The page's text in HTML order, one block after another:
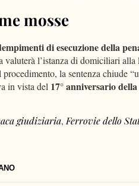
mosse
di esecuzione della
valuterà l’istanza di domiciliari
la sentenza chiude
in vista del 17° anniversario
giudiziaria, Ferrovie dello